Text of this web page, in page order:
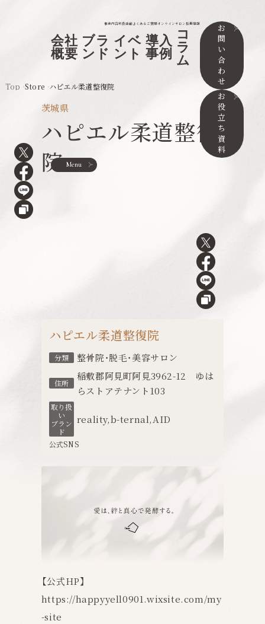
事業内容取扱店舗よくあるご質問オンラインサロン採用情報
会社
概要
ブラ
ンド
イベ
ント
導入
事例
コ
ラ
ム
お
問
い
合
わ
せ
お
役
立
ち
資
料
Menu
Top Store ハピエル柔道整復院
茨城県
ハピエル柔道整復
院
ハピエル柔道整復院
分類 整骨院・脱毛・美容サロン
住所
稲敷郡阿見町阿見3962-12 ゆは
らストアテナント103
取り扱
い
ブラン
ド
reality,b-ternal,AID
公式SNS
【公式HP】
https://happyyell0901.wixsite.com/my
-site